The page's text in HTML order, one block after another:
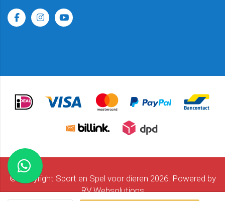
© Copyright Sport en Spel voor dieren 2026. Powered by
RV Websolutions